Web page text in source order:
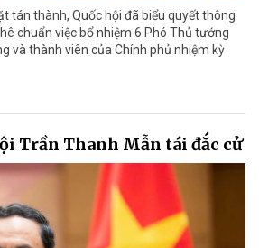
tán thành, Quốc hội đã biểu quyết thông
chuẩn việc bổ nhiệm 6 Phó Thủ tướng
và thành viên của Chính phủ nhiệm kỳ
Trần Thanh Mẫn tái đắc cử